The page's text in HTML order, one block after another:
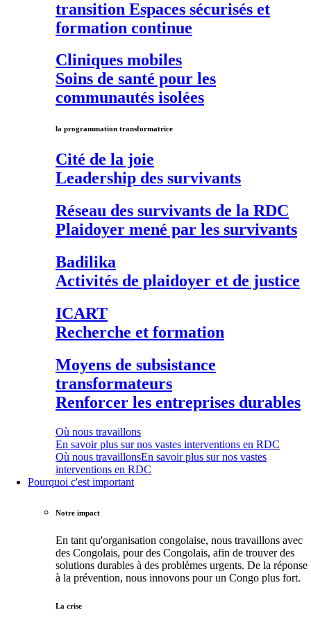
transition Espaces sécurisés et
formation continue
Cliniques mobiles
Soins de santé pour les
communautés isolées
la programmation transformatrice
Cité de la joie
Leadership des survivants
Réseau des survivants de la RDC
Plaidoyer mené par les survivants
Badilika
Activités de plaidoyer et de justice
ICART
Recherche et formation
Moyens de subsistance
transformateurs
Renforcer les entreprises durables
Où nous travaillons
En savoir plus sur nos vastes interventions en RDC
Où nous travaillonsEn savoir plus sur nos vastes
interventions en RDC
Pourquoi c'est important
Notre impact
En tant qu'organisation congolaise, nous travaillons avec
des Congolais, pour des Congolais, afin de trouver des
solutions durables à des problèmes urgents. De la réponse
à la prévention, nous innovons pour un Congo plus fort.
La crise